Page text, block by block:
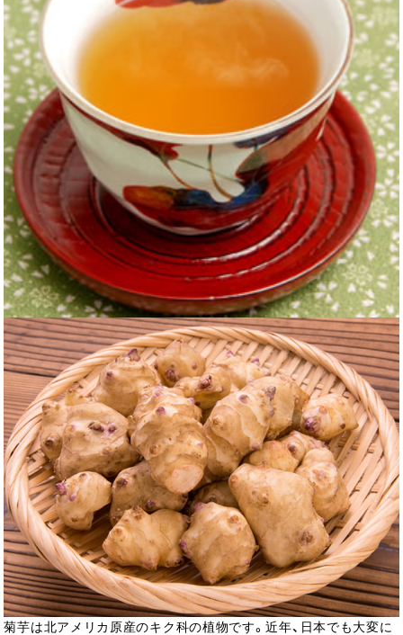
菊芋は北アメリカ原産のキク科の植物です。近年、日本でも大変に